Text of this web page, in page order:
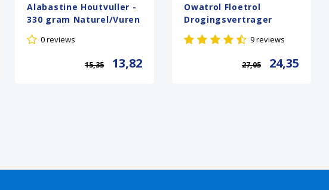
Alabastine Houtvuller -
330 gram Naturel/Vuren
0 reviews
15,35 13,82
Owatrol Floetrol
Drogingsvertrager
9 reviews
27,05 24,35